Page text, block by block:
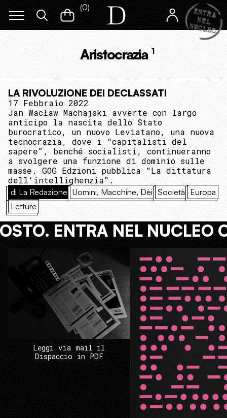
(0)
Aristocrazia 1
LA RIVOLUZIONE DEI DECLASSATI
17 Febbraio 2022
Jan Wacław Machajski avverte con largo
anticipo la nascita dello Stato
burocratico, un nuovo Leviatano, una nuova
tecnocrazia, dove i “capitalisti del
sapere”, benché socialisti, continueranno
a svolgere una funzione di dominio sulle
masse. GOG Edzioni pubblica "La dittatura
dell'intellighenzia".
di La Redazione Uomini, Macchine, Dèi Società Europa
Letture
ENTRA NEL NUCLEO
Leggi via mail il
Dispaccio in PDF